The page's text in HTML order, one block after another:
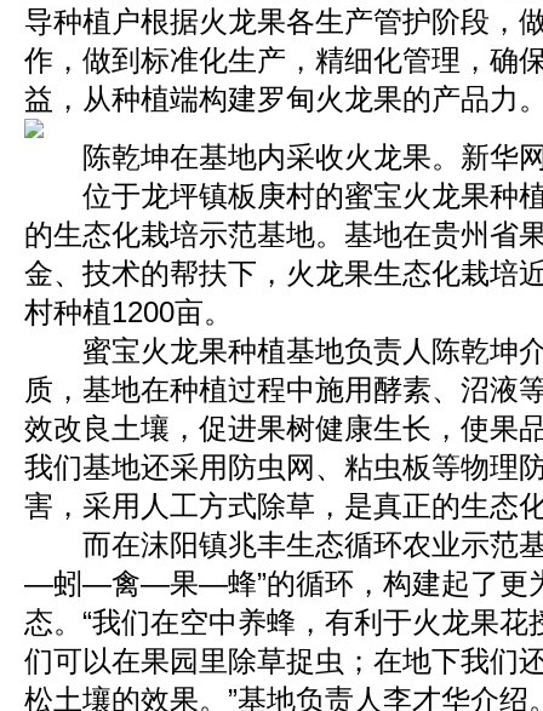
导种植户根据火龙果各生产管护阶段，
作，做到标准化生产，精细化管理，确
益，从种植端构建罗甸火龙果的产品力
陈乾坤在基地内采收火龙果。新华
位于龙坪镇板庚村的蜜宝火龙果种
的生态化栽培示范基地。基地在贵州省
金、技术的帮扶下，火龙果生态化栽培
村种植1200亩。
蜜宝火龙果种植基地负责人陈乾坤
质，基地在种植过程中施用酵素、沼液
效改良土壤，促进果树健康生长，使果
我们基地还采用防虫网、粘虫板等物理
害，采用人工方式除草，是真正的生态
而在沫阳镇兆丰生态循环农业示范
—蚓—禽—果—蜂”的循环，构建起了更
态。“我们在空中养蜂，有利于火龙果
们可以在果园里除草捉虫；在地下我们
松土壤的效果。”基地负责人李才华介绍